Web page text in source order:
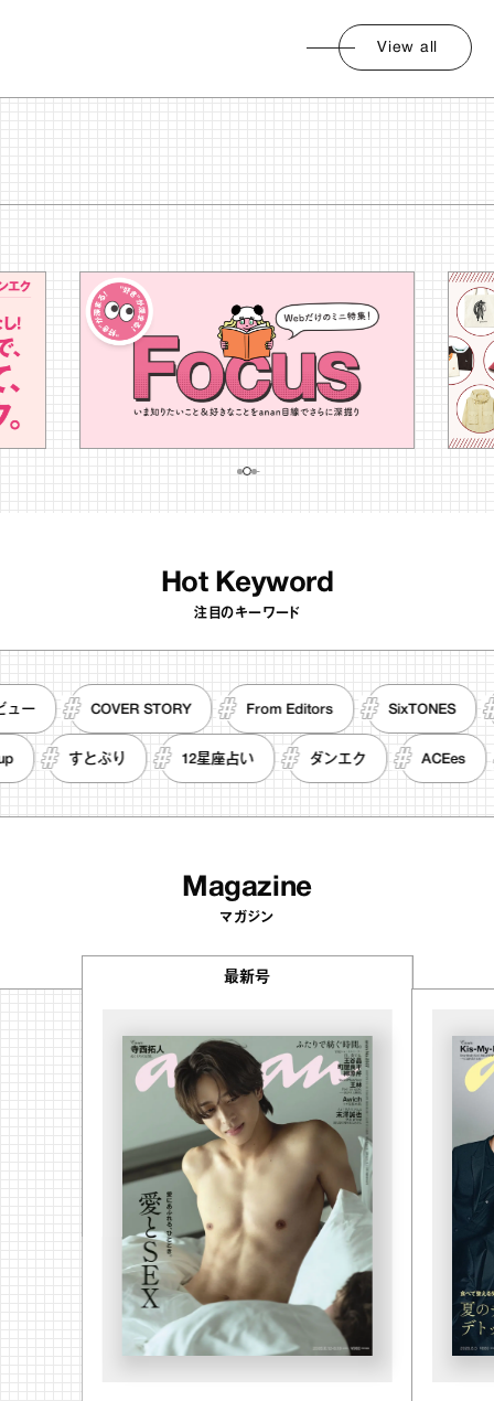
View all
Hot Keyword
注目のキーワード
タビュー COVER STORY From Editors SixTONES
すとぷり 12星座占い ダンエク ACEes
Magazine
マガジン
最新号